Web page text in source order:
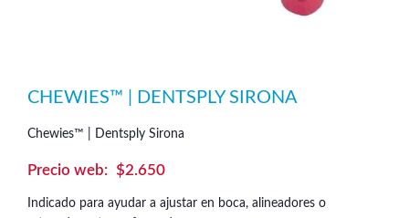
CHEWIES™ | DENTSPLY SIRONA
Chewies™ | Dentsply Sirona
$2.650
Indicado para ayudar a ajustar en boca, alineadores o